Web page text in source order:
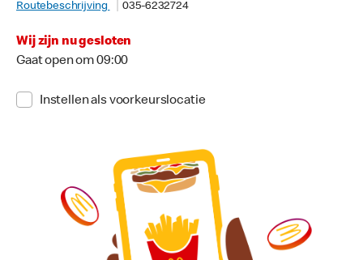
Routebeschrijving
035-6232724
Wij zijn nu gesloten
Gaat open om 09:00
Instellen als voorkeurslocatie